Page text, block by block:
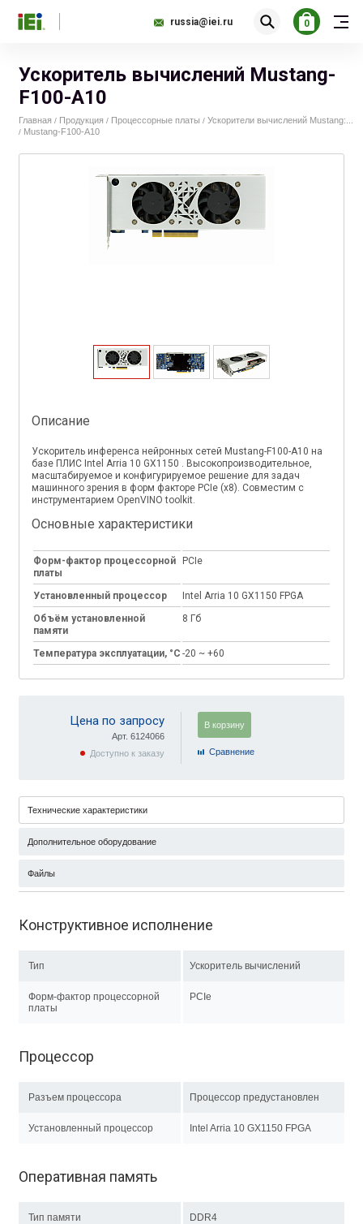
russia@iei.ru 0
Ускоритель вычислений Mustang-
F100-A10
Главная / Продукция / Процессорные платы / Ускорители вычислений Mustang:...
/ Mustang-F100-A10
Описание
Ускоритель инференса нейронных сетей Mustang-F100-A10 на
базе ПЛИС Intel Arria 10 GX1150 . Высокопроизводительное,
масштабируемое и конфигурируемое решение для задач
машинного зрения в форм факторе PCIe (x8). Совместим с
инструментарием OpenVINO toolkit.
Основные характеристики
Форм-фактор процессорной
платы
PCIe
Установленный процессор
Intel Arria 10 GX1150 FPGA
Объём установленной
памяти
8 Гб
Температура эксплуатации, °C -20 ~ +60
Цена по запросу
Арт. 6124066
Доступно к заказу
В корзину
Cравнение
Технические характеристики
Дополнительное оборудование
Файлы
Конструктивное исполнение
Тип Ускоритель вычислений
Форм-фактор процессорной
платы
PCIe
Процессор
Разъем процессора Процессор предустановлен
Установленный процессор Intel Arria 10 GX1150 FPGA
Оперативная память
Тип памяти DDR4